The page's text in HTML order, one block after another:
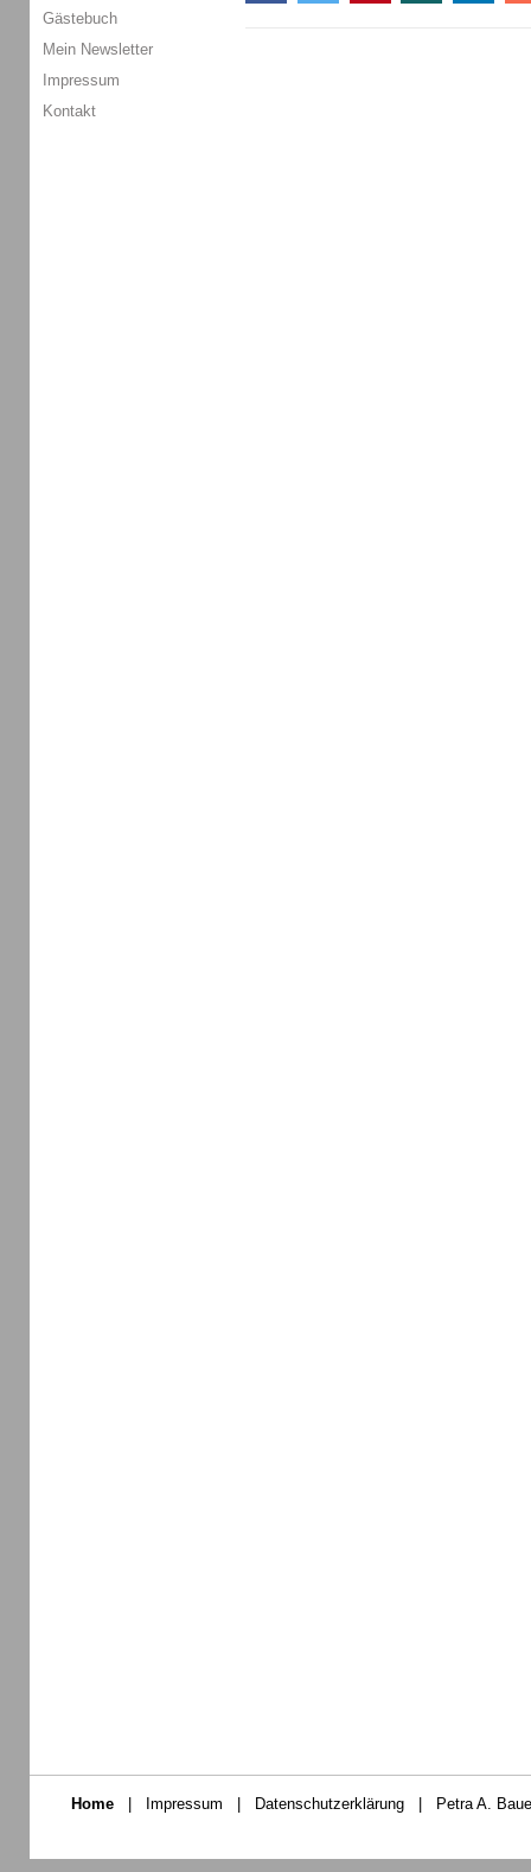
Gästebuch
Mein Newsletter
Impressum
Kontakt
Home Impressum Datenschutzerklärung Petra A.